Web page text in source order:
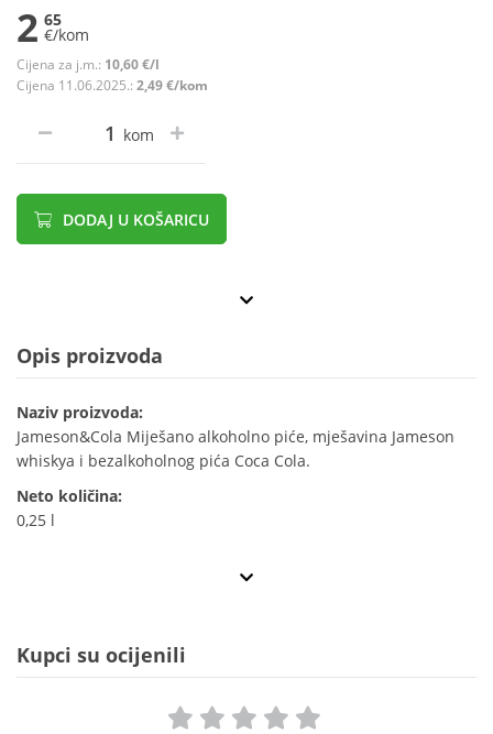
2 65
€/kom
Cijena za j.m.: 10,60 €/l
Cijena 11.06.2025.: 2,49 €/kom
kom
DODAJ U KOŠARICU
Opis proizvoda
Naziv proizvoda:
Jameson&Cola Miješano alkoholno piće, mješavina Jameson
whiskya i bezalkoholnog pića Coca Cola.
Neto količina:
0,25 l
Kupci su ocijenili